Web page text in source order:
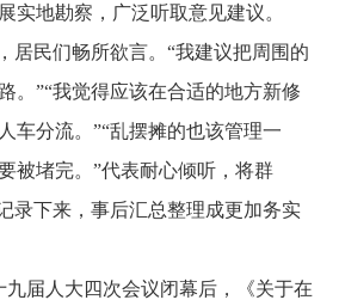
实地勘察，广泛听取意见建议。
民们畅所欲言。“我建议把周围的
。”“我觉得应该在合适的地方新修
车分流。”“乱摆摊的也该管理一
被堵完。”代表耐心倾听，将群
录下来，事后汇总整理成更加务实
届人大四次会议闭幕后，《关于在